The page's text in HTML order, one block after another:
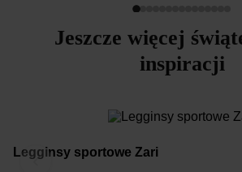
Jeszcze więcej
inspiracji
‹
Legginsy sportowe Zari